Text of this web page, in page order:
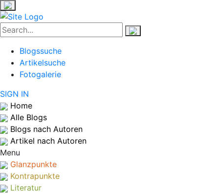
Blogssuche
Artikelsuche
Fotogalerie
SIGN IN
Home
Alle Blogs
Blogs nach Autoren
Artikel nach Autoren
Menu
Glanzpunkte
Kontrapunkte
Literatur